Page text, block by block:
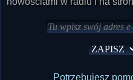
Potrzebujesz